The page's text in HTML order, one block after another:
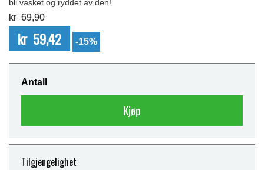
bli vasket og ryddet av den!
kr 69,90
kr 59,42 -15%
Antall
Kjøp
Tilgjengelighet